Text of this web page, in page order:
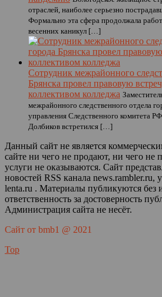
отраслей, наиболее серьезно
Формально эта сфера продолжала
весенних каникул […]
Сотрудник межрайонного
Брянска провел правовую
коллективом колледжа
межрайонного следственного отдела
управления Следственного комитета
Долбиков встретился […]
Данный сайт не является
сайте ни чего не продают, ни чего не
услуги не оказываются. Сайт
новостей RSS канала news.rambler.ru,
lenta.ru . Материалы публикуются без
ответственность за достоверность
Администрация сайта не несёт.
Сайт от bmb1 @ 2021
Top